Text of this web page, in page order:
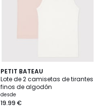
PETIT BATEAU
Lote de 2 camisetas de tirantes
finos de algodón
desde
19.99 €
5
/
5